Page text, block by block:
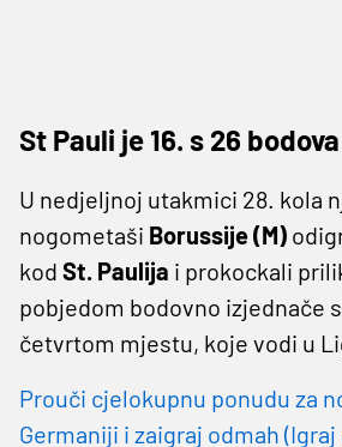
St Pauli je 16. s 26 bodova
U nedjeljnoj utakmici 28. kola
nogometaši Borussije (M)
kod St. Paulija i prokockali
pobjedom bodovno izjednače s
četvrtom mjestu, koje vodi u
Prouči cjelokupnu ponudu za
Germaniji i zaigraj odmah (Igraj